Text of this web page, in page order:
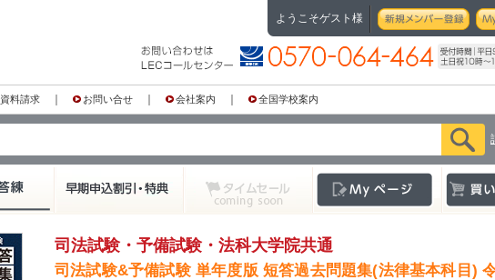
ようこそゲスト様
資料請求｜ お問い合せ｜ 会社案内 全国学校案内
司法試験・予備試験・法科大学院共通
司法試験&予備試験 単年度版 短答過去問題集(法律基本科目)